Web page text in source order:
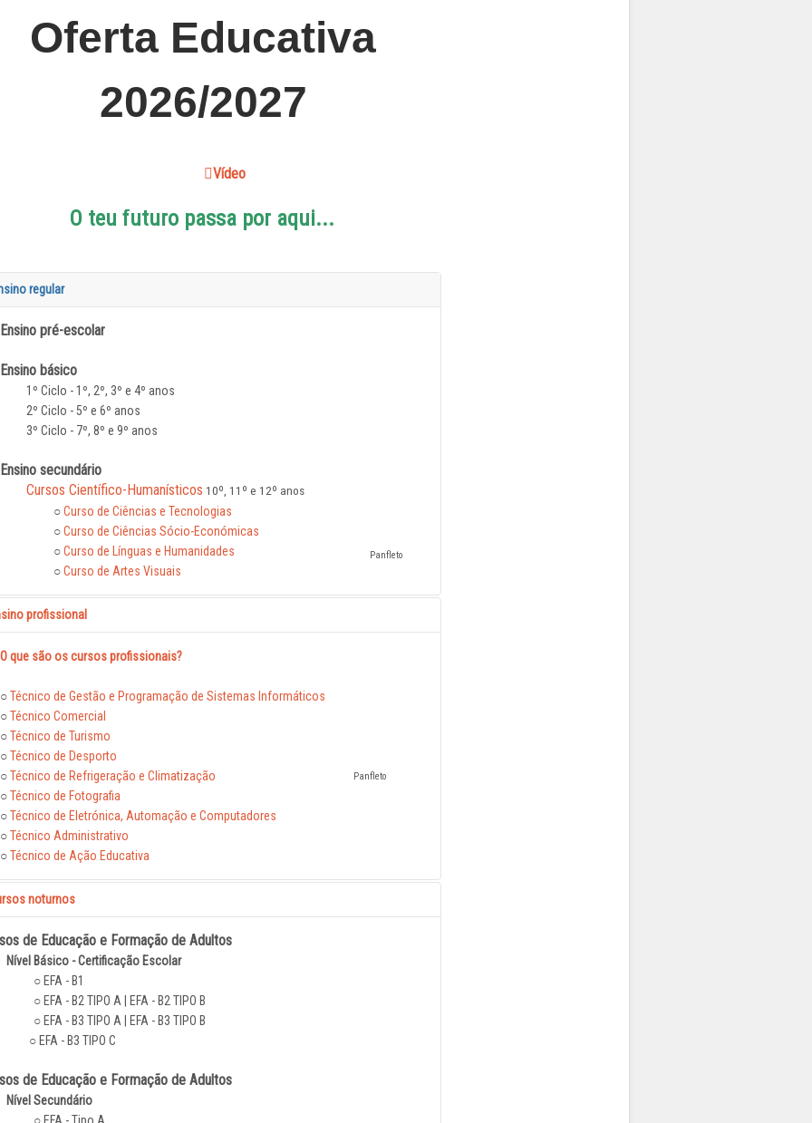
Oferta Educativa
2026/2027
Vídeo
O teu futuro passa por aqui...
regular
Ensino pré-escolar
Panfleto
Ensino básico
1º Ciclo - 1º, 2º, 3º e 4º anos
2º Ciclo - 5º e 6º anos
3º Ciclo - 7º, 8º e 9º anos
Ensino secundário
Cursos Científico-Humanísticos 10º, 11º e 12º anos
○Curso de Ciências e Tecnologias
○Curso de Ciências Sócio-Económicas
○Curso de Línguas e Humanidades
○Curso de Artes Visuais
profissional
O que são os cursos profissionais?
○Técnico de Gestão e Programação de Sistemas Informáticos
Panfleto
○Técnico Comercial
○Técnico de Turismo
○Técnico de Desporto
○Técnico de Refrigeração e Climatização
○Técnico de Fotografia
○Técnico de Eletrónica, Automação e Computadores
○Técnico Administrativo
○Técnico de Ação Educativa
noturnos
de Educação e Formação de Adultos
Nível Básico - Certificação Escolar
○ EFA - B1
○ EFA - B2 TIPO A | EFA - B2 TIPO B
○ EFA - B3 TIPO A | EFA - B3 TIPO B
- B3 TIPO C
de Educação e Formação de Adultos
Nível Secundário